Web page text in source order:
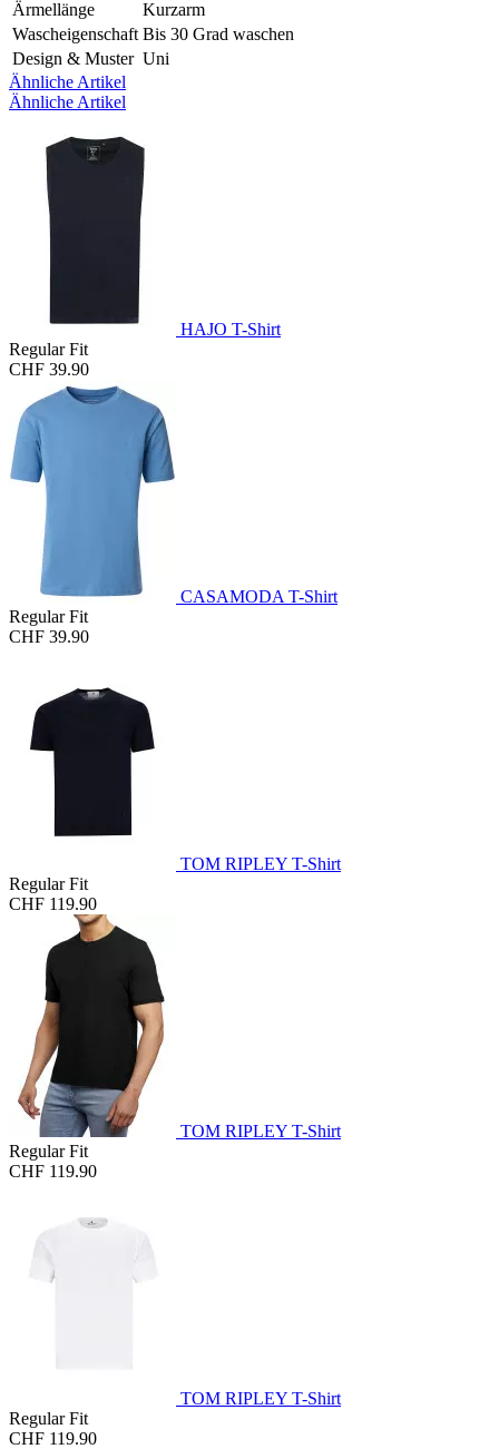
Ärmellänge
Kurzarm
Wascheigenschaft Bis 30 Grad waschen
Design & Muster Uni
Ähnliche Artikel
Ähnliche Artikel
HAJO T-Shirt
Regular Fit
CHF 39.90
CASAMODA T-Shirt
Regular Fit
CHF 39.90
TOM RIPLEY T-Shirt
Regular Fit
CHF 119.90
TOM RIPLEY T-Shirt
Regular Fit
CHF 119.90
TOM RIPLEY T-Shirt
Regular Fit
CHF 119.90